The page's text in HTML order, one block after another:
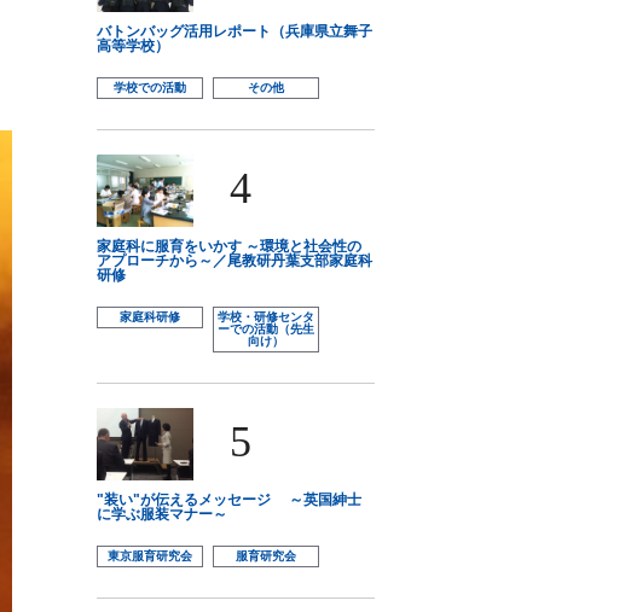
バトンバッグ活用レポート（兵庫県立舞子
高等学校）
学校での活動 その他
4
家庭科に服育をいかす ～環境と社会性の
アプローチから～／尾教研丹葉支部家庭科
研修
家庭科研修
学校・研修センタ
ーでの活動（先生
向け）
5
"装い"が伝えるメッセージ ～英国紳士
に学ぶ服装マナー～
東京服育研究会 服育研究会